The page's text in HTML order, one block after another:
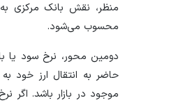
منظر، نقش بانک مرکزی
محسوب می‌شود.
دومین محور، نرخ سود یا
حاضر به انتقال ارز خود
موجود در بازار باشد. اگر